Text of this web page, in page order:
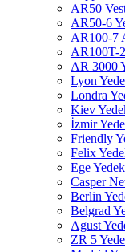
AR50
AR50-6
AR100-7
AR100T-
AR 3000
Lyon
Londra
Kiev
İzmir
Friendly
Felix
Ege
Casper
Berlin
Belgrad
Agust
ZR 5